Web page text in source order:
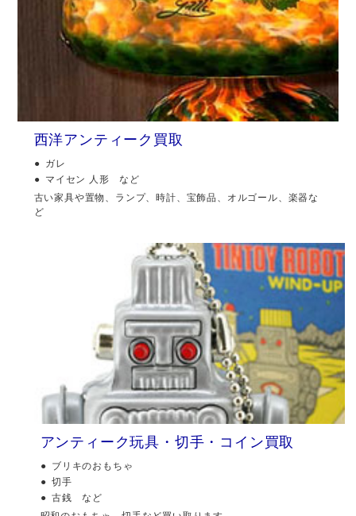
西洋アンティーク買取
ガレ
マイセン 人形 など
古い家具や置物、ランプ、時計、宝飾品、オルゴール、楽器な
ど
アンティーク玩具・切手・コイン買取
ブリキのおもちゃ
切手
古銭 など